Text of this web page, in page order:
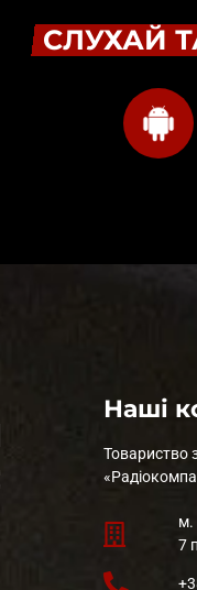
СЛУХАЙ
Наші
Товариство
м.
7